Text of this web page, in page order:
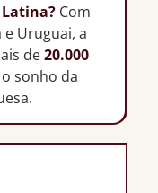
Com
Uruguai, a
de20.000
sonho da